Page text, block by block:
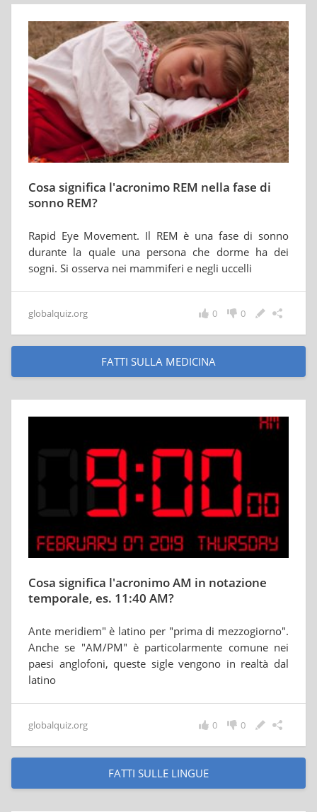
Cosa significa l'acronimo REM nella fase di
sonno REM?
Rapid Eye Movement. Il REM è una fase di sonno
durante la quale una persona che dorme ha dei
sogni. Si osserva nei mammiferi e negli uccelli
globalquiz.org 0
0
FATTI SULLA MEDICINA
Cosa significa l'acronimo AM in notazione
temporale, es. 11:40 AM?
Ante meridiem" è latino per "prima di mezzogiorno".
Anche se "AM/PM" è particolarmente comune nei
paesi anglofoni, queste sigle vengono in realtà dal
latino
globalquiz.org 0
0
FATTI SULLE LINGUE